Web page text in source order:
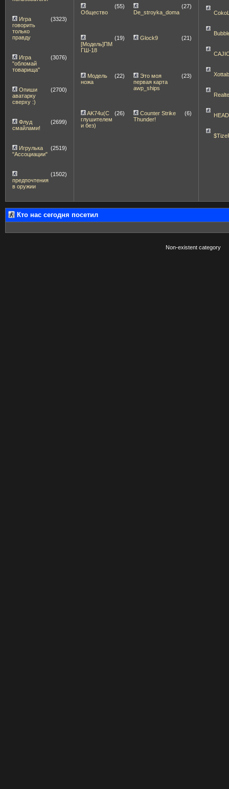
Игра
говорить
только
правду
(3323)
Игра
"обломай
товарища"
(3076)
Опиши
аватарку
сверху :)
(2700)
Флуд
смайлами!
(2699)
Игрулька
"Ассоциации"
(2519)
предпочтения
в оружии
(1502)
Общество
(55)
De_stroyka_doma
(27)
[Модель]ПМ
ГШ-18
(19) Glock9 (21)
Модель
ножа
(22)
Это моя
первая карта
awp_ships
(23)
AK74u(С
глушителем
и без)
(26)
Counter Strike
Thunder!
(6)
Кто нас сегодня посетил
Non-existent category